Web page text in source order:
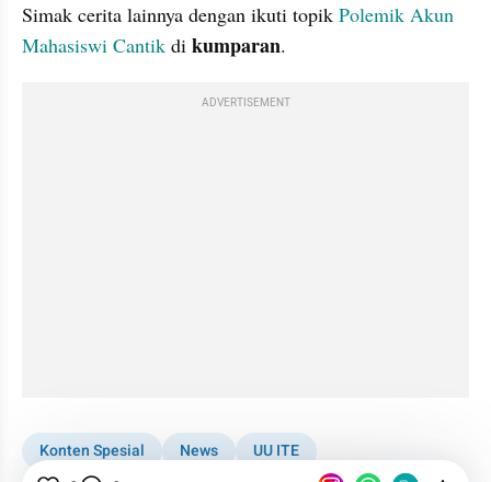
Simak cerita lainnya dengan ikuti topik Polemik Akun
Mahasiswi Cantik di kumparan.
ADVERTISEMENT
Konten Spesial News
UU ITE